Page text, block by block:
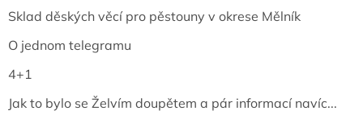
Sklad děských věcí pro pěstouny v okrese Mělník
O jednom telegramu
4+1
Jak to bylo se Želvím doupětem a pár informací navíc...